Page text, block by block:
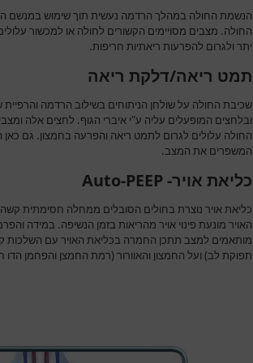
הנשמת החולה במהלך הרדמה נעשית תוך שימוש במנשם
החולה. מצבים מסויימים הקשורים לחולה או למכשור
יתר ולגרום להפרעות ריאתיות חריפות.
תמט ריאה/דלקת ריאה
שכיבת החולה על שולחן הניתוחים בשילוב הרדמה והרפיית
ובלחצים המופעלים עליה ע"י איברי הגוף. לחצים אלה
החולה עלולים לגרום לתמט ריאה והפרעה בחמצון. גם
המשפרים את המצב.
כליאת אויר- Auto-PEEP
כליאת אויר נוצרת בחולים הסובלים ממחלה חסימתית
האויר מונעת פינוי אויר מהריאות בזמן הנשיפה. במידה
מותאמים למצב תתכן החמרה בכליאת האויר עם השלכות
תפוקת לב) ועל החמצון והאוורור (רמת החמצן והפחמן הדו